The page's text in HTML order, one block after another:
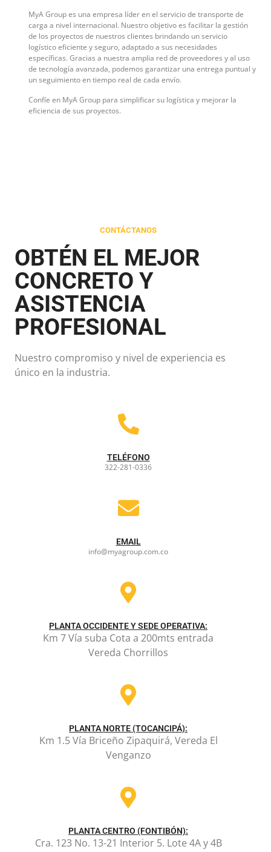
MyA Group es una empresa líder en el servicio de transporte de
carga a nivel internacional. Nuestro objetivo es facilitar la gestión
de los proyectos de nuestros clientes brindando un servicio
logístico eficiente y seguro, adaptado a sus necesidades
específicas. Gracias a nuestra amplia red de proveedores y al uso
de tecnología avanzada, podemos garantizar una entrega puntual y
un seguimiento en tiempo real de cada envío.
Confíe en MyA Group para simplificar su logística y mejorar la
eficiencia de sus proyectos.
CONTÁCTANOS
OBTÉN EL MEJOR
CONCRETO Y
ASISTENCIA
PROFESIONAL
Nuestro compromiso y nivel de experiencia es
único en la industria.
TELÉFONO
322-281-0336
EMAIL
info@myagroup.com.co
PLANTA OCCIDENTE Y SEDE OPERATIVA:
Km 7 Vía suba Cota a 200mts entrada
Vereda Chorrillos
PLANTA NORTE (TOCANCIPÁ):
Km 1.5 Vía Briceño Zipaquirá, Vereda El
Venganzo
PLANTA CENTRO (FONTIBÓN):
Cra. 123 No. 13-21 Interior 5. Lote 4A y 4B